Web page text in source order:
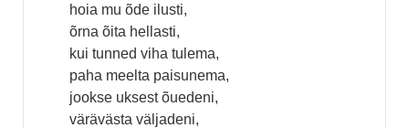
hoia mu õde ilusti,
õrna õita hellasti,
kui tunned viha tulema,
paha meelta paisunema,
jookse uksest õuedeni,
värävästa väljadeni,